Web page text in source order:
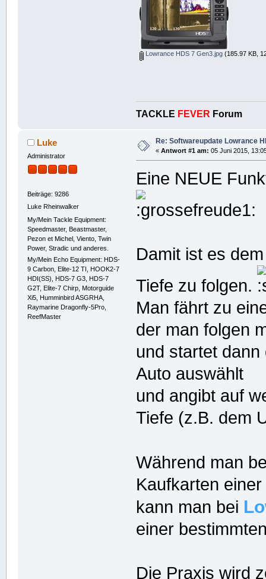
Lowrance HDS 7 Gen3.jpg(185.97 KB,
TACKLE FEVER Forum
Luke
Administrator
Beiträge: 9286
Luke Rheinwalker
My/Mein Tackle Equipment:
Speedmaster, Beastmaster,
Pezon et Michel, Viento, Twin
Power, Stradic und anderes.
My/Mein Echo Equipment: HDS-
9 Carbon, Elite-12 TI, HOOK2-7
HDI(SS), HDS-7 G3, HDS-7
G2T, Elite-7 Chirp, Motorguide
Xi5, Humminbird ASGRHA,
Raymarine Dragonfly-5Pro,
ReefMaster
Re: Softwareupdate Lowrance
« Antwort #1 am: 05 Juni 2015,
Eine NEUE
Damit ist es
Tiefe zu folgen.
Man fährt zu
der man folgen
und startet dann
Auto auswählt
und angibt auf
Tiefe (z.B. dem
Während man
Kaufkarten
kann man bei
einer
Die Praxis wird